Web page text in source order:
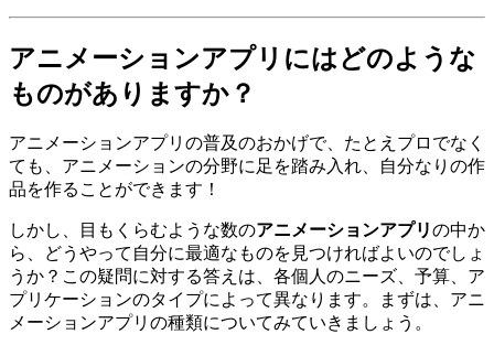
アニメーションアプリにはどのような
ものがありますか？
アニメーションアプリの普及のおかげで、たとえプロでなく
ても、アニメーションの分野に足を踏み入れ、自分なりの作
品を作ることができます！
しかし、目もくらむような数のアニメーションアプリの中か
ら、どうやって自分に最適なものを見つければよいのでしょ
うか？この疑問に対する答えは、各個人のニーズ、予算、ア
プリケーションのタイプによって異なります。まずは、アニ
メーションアプリの種類についてみていきましょう。